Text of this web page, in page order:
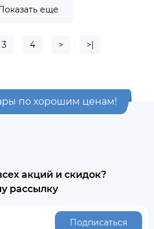
еще
3 4 > >|
по хорошим ценам!
акций и скидок?
рассылку
Подписаться